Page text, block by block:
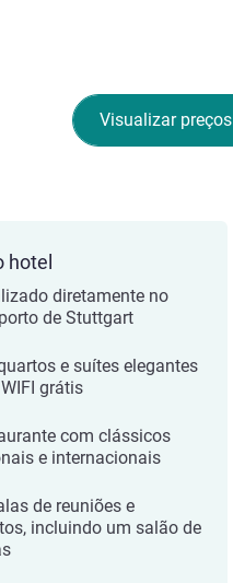
Visualizar preços
hotel
diretamente no
de Stuttgart
e suítes elegantes
grátis
com clássicos
e internacionais
de reuniões e
incluindo um salão de